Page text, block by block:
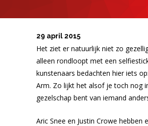
29 april 2015
Het ziet er natuurlijk niet zo
alleen rondloopt met een
kunstenaars bedachten hier iets
Arm. Zo lijkt het alsof je toch nog
gezelschap bent van iemand
Aric Snee en Justin Crowe hebben